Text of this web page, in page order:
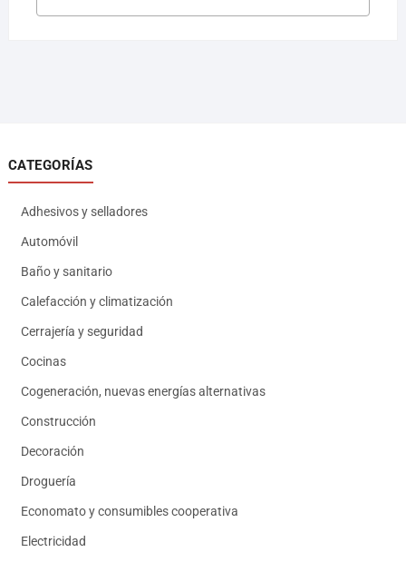
CATEGORÍAS
Adhesivos y selladores
Automóvil
Baño y sanitario
Calefacción y climatización
Cerrajería y seguridad
Cocinas
Cogeneración, nuevas energías alternativas
Construcción
Decoración
Droguería
Economato y consumibles cooperativa
Electricidad